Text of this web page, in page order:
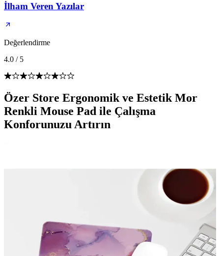
İlham Veren Yazılar
Değerlendirme
4.0 / 5
Özer Store Ergonomik ve Estetik Mor
Renkli Mouse Pad ile Çalışma
Konforunuzu Artırın